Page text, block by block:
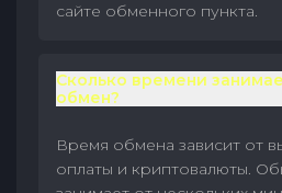
сайте обменного пункта.
Сколько времени
обмен?
Время обмена зависит от
оплаты и криптовалюты.